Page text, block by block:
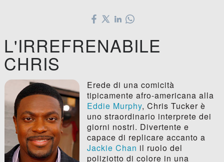
L'IRREFRENABILE
CHRIS
Erede di una comicità
tipicamente afro-americana alla
Eddie Murphy, Chris Tucker è
uno straordinario interprete dei
giorni nostri. Divertente e
capace di replicare accanto a
Jackie Chan il ruolo del
poliziotto di colore in una